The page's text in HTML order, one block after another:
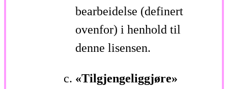
bearbeidelse (definert
ovenfor) i henhold til
denne lisensen.
«Tilgjengeliggjøre»